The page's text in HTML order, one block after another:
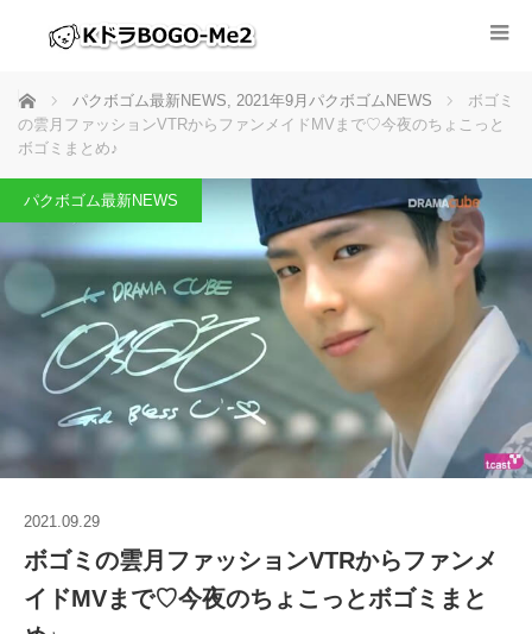
ホーム パクボゴム最新NEWS, 2021年9月パクボゴムNEWS
ボゴミ
の雲月ファッションVTRからファンメイドMVまで♡今夜のちょこっと
ボゴミまとめ♪
パクボゴム最新NEWS
2021.09.29
ボゴミの雲月ファッションVTRからファンメ
イドMVまで♡今夜のちょこっとボゴミまと